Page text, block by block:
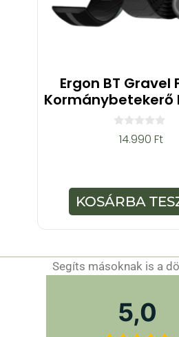
Ergon BT Gravel
Kormánybetekerő
014.990 Ft
KOSÁRBA
Segíts másoknak is a
5,0